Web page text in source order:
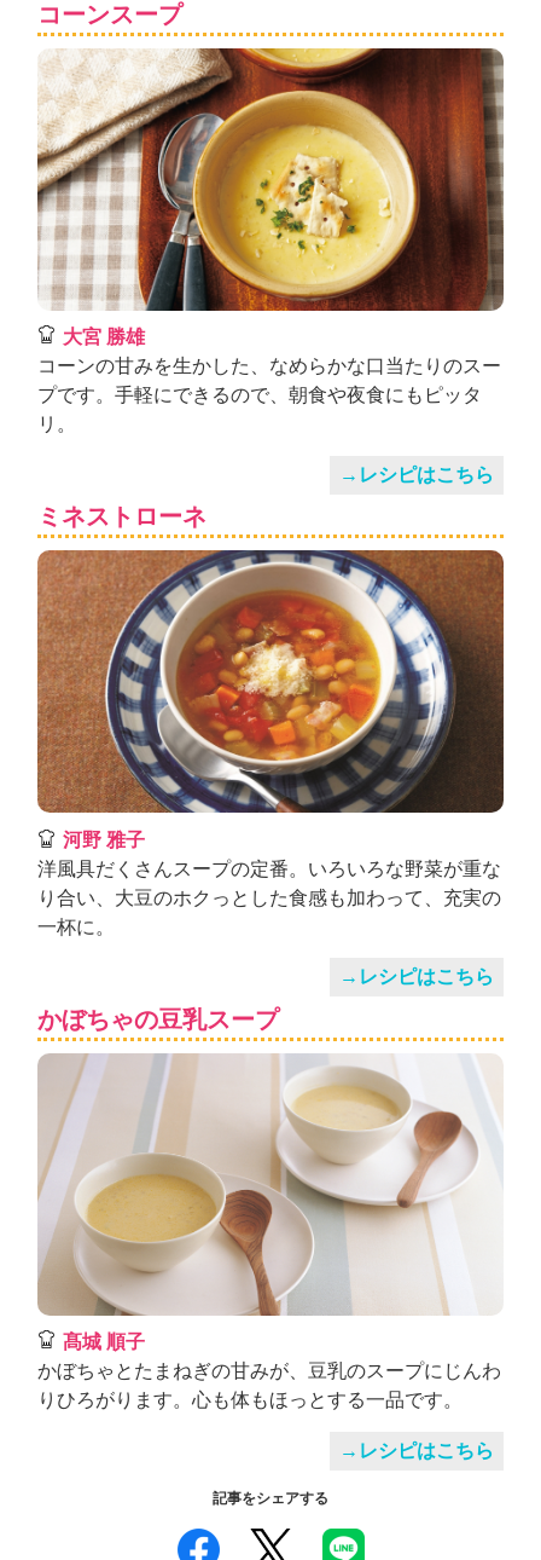
コーンスープ
大宮 勝雄
コーンの甘みを生かした、なめらかな口当たりのスー
プです。手軽にできるので、朝食や夜食にもピッタ
リ。
→レシピはこちら
ミネストローネ
河野 雅子
洋風具だくさんスープの定番。いろいろな野菜が重な
り合い、大豆のホクっとした食感も加わって、充実の
一杯に。
→レシピはこちら
かぼちゃの豆乳スープ
髙城 順子
かぼちゃとたまねぎの甘みが、豆乳のスープにじんわ
りひろがります。心も体もほっとする一品です。
→レシピはこちら
記事をシェアする